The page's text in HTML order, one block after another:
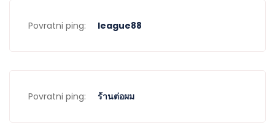
Povratni ping: league88
Povratni ping: ร้านต่อผม